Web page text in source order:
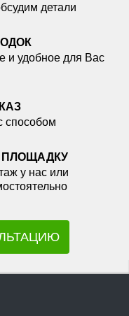
детали
и удобное для Вас
у нас или